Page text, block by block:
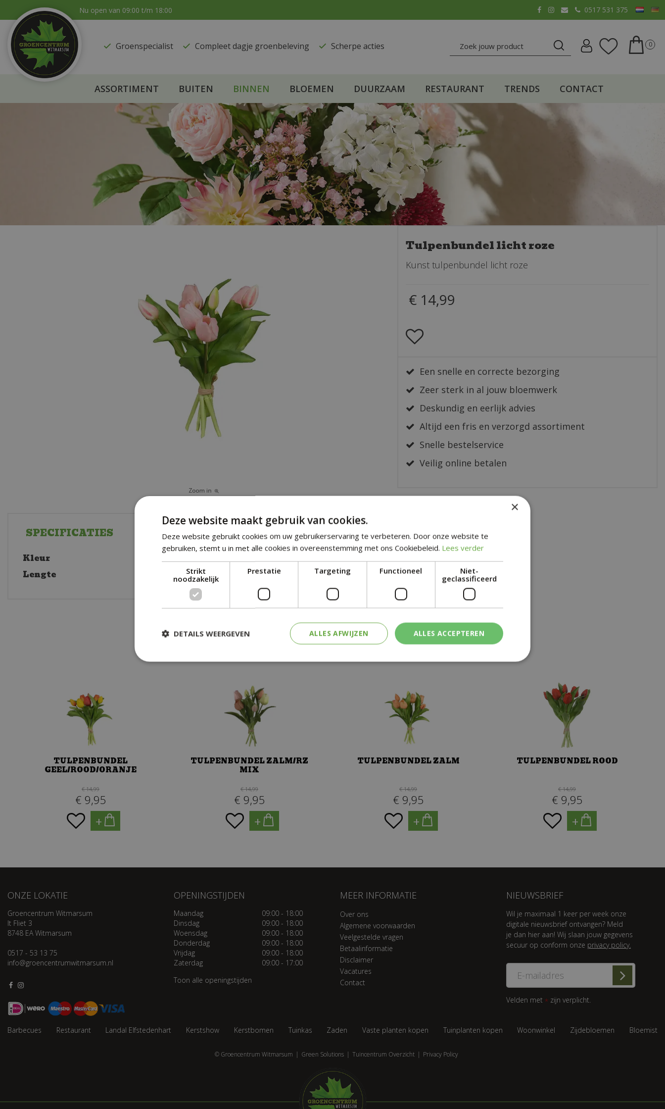
naar
content
Nu open van 09:00 t/m 18:00 0517 531 375
Groenspecialist ​Compleet dagje groenbeleving ​Scherpe acties
ASSORTIMENT BUITEN BINNEN BLOEMEN DUURZAAM RESTAURANT TRENDS CONTACT
Tulpenbundel licht roze
Kunst tulpenbundel licht roze
€ 14,99
Een snelle en correcte bezorging
Zeer sterk in al jouw bloemwerk
Deskundig en eerlijk advies
Altijd een fris en verzorgd assortiment
Snelle bestelservice
Veilig online betalen
SPECIFICATIES
Kleur Licht roze
Lengte 30 cm
SOORTGELIJKE PRODUCTEN
TULPENBUNDEL
GEEL/ROOD/ORANJE
€ 14,99
€ 9,95
+
TULPENBUNDEL ZALM/RZ
MIX
€ 14,99
€ 9,95
+
TULPENBUNDEL ZALM
€ 14,99
€ 9,95
+
TULPENBUNDEL ROOD
€ 14,99
€ 9,95
+
ONZE LOKATIE
Groencentrum Witmarsum
It Fliet 3
8748 EA Witmarsum
0517 - 53 13 75
info@groencentrumwitmarsum.nl
OPENINGSTIJDEN
Maandag
09:00 - 18:00
Dinsdag
09:00 - 18:00
Woensdag
09:00 - 18:00
Donderdag
09:00 - 18:00
Vrijdag
09:00 - 18:00
Zaterdag
09:00 - 17:00
Toon alle openingstijden
MEER INFORMATIE
Over ons
Algemene voorwaarden
Veelgestelde vragen
Betaalinformatie
Disclaimer
Vacatures
Contact
NIEUWSBRIEF
Wil je maximaal 1 keer per week onze
digitale nieuwsbrief ontvangen? Meld
je dan hier aan! Wij slaan jouw gegevens
secuur op conform onze privacy policy.
Velden met * zijn verplicht.
Barbecues Restaurant Landal Elfstedenhart Kerstshow Kerstbomen Tuinkas Zaden Vaste planten kopen Tuinplanten kopen Woonwinkel Zijdebloemen Bloemist
© Groencentrum Witmarsum Green Solutions Tuincentrum Overzicht Privacy Policy
×
Deze website maakt gebruik van cookies.
Deze website gebruikt cookies om uw gebruikerservaring te verbeteren. Door onze website te
gebruiken, stemt u in met alle cookies in overeenstemming met ons Cookiebeleid. Lees verder
Strikt
noodzakelijk
Prestatie Targeting Functioneel
Niet-
geclassificeerd
ALLES ACCEPTEREN
ALLES AFWIJZEN
DETAILS WEERGEVEN